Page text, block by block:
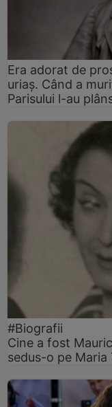
Era adorat de
uriaș. Când a
Parisului l-au
#Biografii
Cine a fost
sedus-o pe Maria